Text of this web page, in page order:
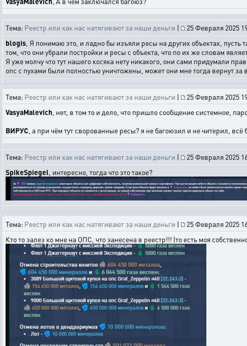
Тема: Реестр или как нас натягивают за наши деньги | 25 Февраля 2025
blogis , Я понимаю это, и ладно бы изъяли ресы на других объектах,
том, что они убрали постройки и ресы с объекта, что по их же словам
Я уже молчу что тут нашего косяка нету никакого, они сами придумали
опс с пухами были полностью уничтожены, может они мне тогда вернут
Тема: Реестр или как нас натягивают за наши деньги | 25 Февраля 2025
VasyaMalevich , нет, в том то и дело, что пришло сообщение системное,
ВИРУС , а при чём тут сворованные ресы? я не багоюзил и не читерил,
Тема: Реестр или как нас натягивают за наши деньги | 25 Февраля 2025
SpikeSpiegel , интересно, тогда что это такое?
Тема: Реестр или как нас натягивают за наши деньги | 25 Февраля 2025
Кто то залез ко мне на ОПС, что занесена в реестр!!! (то есть моя